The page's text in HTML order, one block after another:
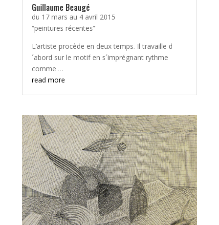
Guillaume Beaugé
du 17 mars au 4 avril 2015
“peintures récentes”
L’artiste procède en deux temps. Il travaille d
´abord sur le motif en s´imprégnant rythme
comme …
read more